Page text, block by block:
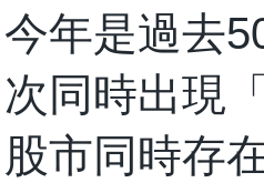
今年是過去
次同時出現
股市同時存